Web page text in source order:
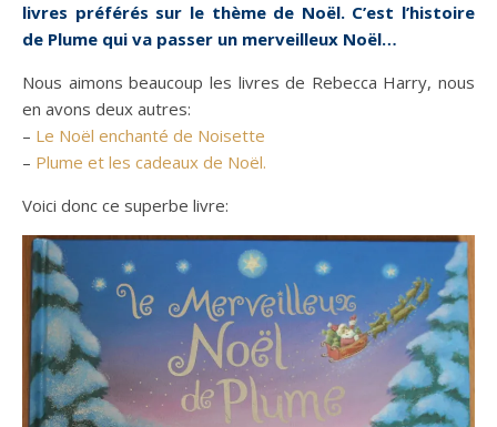
livres préférés sur le thème de Noël. C’est l’histoire
de Plume qui va passer un merveilleux Noël…
Nous aimons beaucoup les livres de Rebecca Harry, nous
en avons deux autres:
– Le Noël enchanté de Noisette
– Plume et les cadeaux de Noël.
Voici donc ce superbe livre: